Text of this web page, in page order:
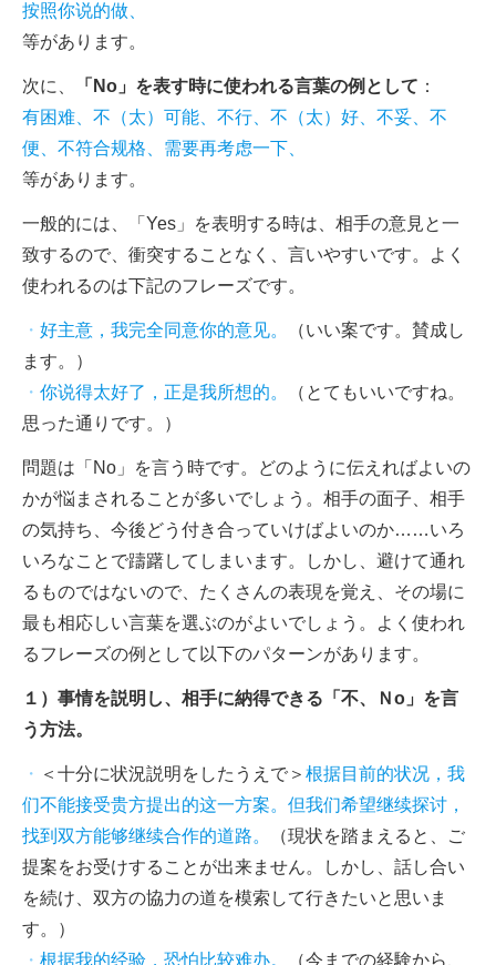
按照你说的做、
等があります。
次に、 「No」を表す時に使われる言葉の例として ：
有困难、不（太）可能、不行、不（太）好、不妥、不
便、不符合规格、需要再考虑一下、
等があります。
一般的には、「Yes」を表明する時は、相手の意見と一
致するので、衝突することなく、言いやすいです。よく
使われるのは下記のフレーズです。
・ 好主意，我完全同意你的意见。
（いい案です。賛成し
ます。）
・ 你说得太好了，正是我所想的。
（とてもいいですね。
思った通りです。）
問題は「No」を言う時です。どのように伝えればよいの
かが悩まされることが多いでしょう。相手の面子、相手
の気持ち、今後どう付き合っていけばよいのか……いろ
いろなことで躊躇してしまいます。しかし、避けて通れ
るものではないので、たくさんの表現を覚え、その場に
最も相応しい言葉を選ぶのがよいでしょう。よく使われ
るフレーズの例として以下のパターンがあります。
１）事情を説明し、相手に納得できる「不、Ｎo」を言
う方法。
・ ＜十分に状況説明をしたうえで＞ 根据目前的状况，我
们不能接受贵方提出的这一方案。但我们希望继续探讨，
找到双方能够继续合作的道路。
（現状を踏まえると、ご
提案をお受けすることが出来ません。しかし、話し合い
を続け、双方の協力の道を模索して行きたいと思いま
す。）
・ 根据我的经验，恐怕比较难办。 （今までの経験から、